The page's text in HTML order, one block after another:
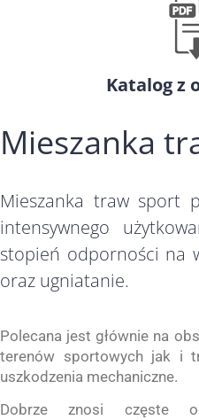
Katalog z
Mieszanka
Mieszanka traw sport
intensywnego
stopień odporności na
oraz ugniatanie.
Polecana jest głównie na
terenów sportowych jak i
uszkodzenia mechaniczne.
Dobrze znosi częste